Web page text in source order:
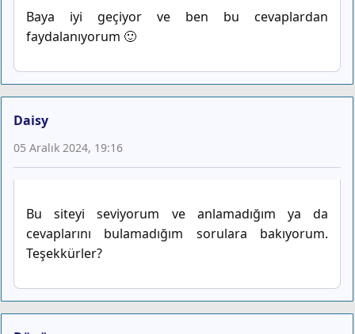
Baya iyi geçiyor ve ben bu cevaplardan
faydalanıyorum 🙂
Daisy
05 Aralık 2024, 19:16
Bu siteyi seviyorum ve anlamadığım ya da
cevaplarını bulamadığım sorulara bakıyorum.
Teşekkürler?